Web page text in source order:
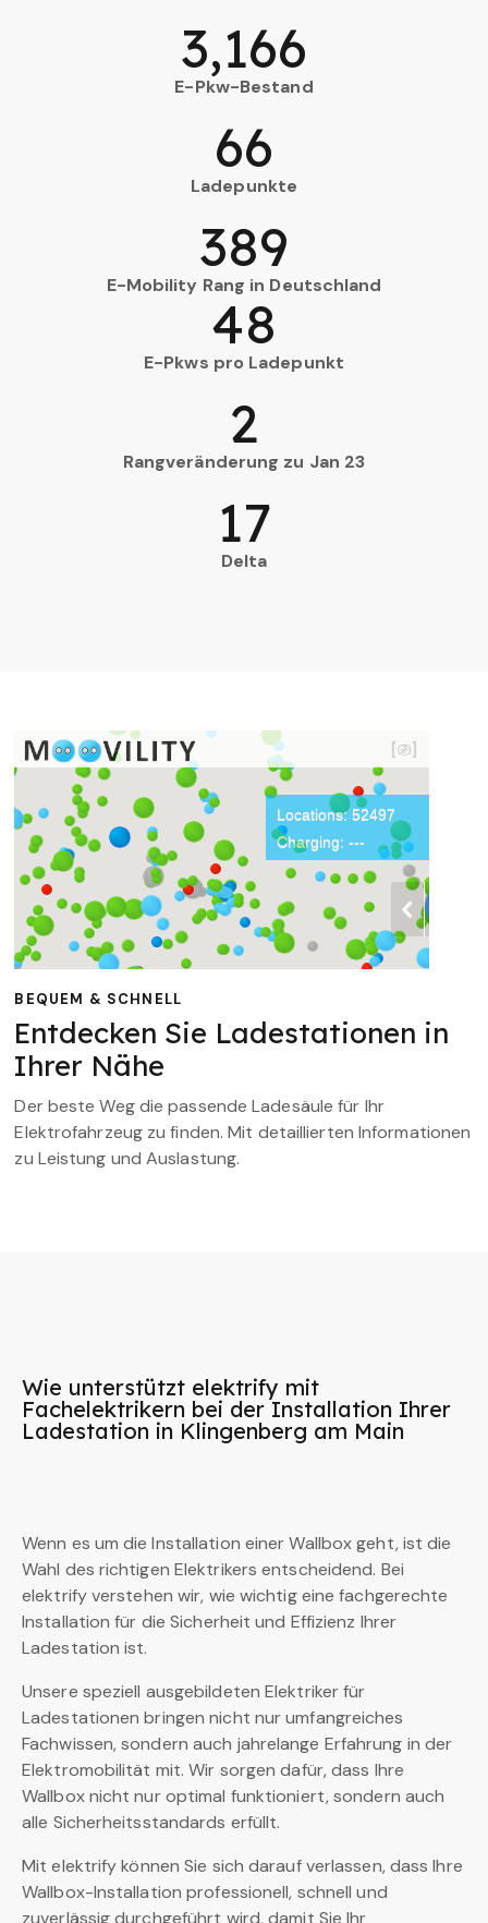
E-Pkw-Bestand
3,166
Ladepunkte
66
E-Mobility Rang in Deutschland
389
E-Pkws pro Ladepunkt
48
Rangveränderung zu Jan 23
2
Delta
17
BEQUEM & SCHNELL
Entdecken Sie Ladestationen in
Ihrer Nähe
Der beste Weg die passende Ladesäule für Ihr
Elektrofahrzeug zu finden. Mit detaillierten Informationen
zu Leistung und Auslastung.
Wie unterstützt elektrify mit
Fachelektrikern bei der Installation Ihrer
Ladestation in Klingenberg am Main
Wenn es um die Installation einer Wallbox geht, ist die
Wahl des richtigen Elektrikers entscheidend. Bei
elektrify verstehen wir, wie wichtig eine fachgerechte
Installation für die Sicherheit und Effizienz Ihrer
Ladestation ist.
Unsere speziell ausgebildeten Elektriker für
Ladestationen bringen nicht nur umfangreiches
Fachwissen, sondern auch jahrelange Erfahrung in der
Elektromobilität mit. Wir sorgen dafür, dass Ihre
Wallbox nicht nur optimal funktioniert, sondern auch
alle Sicherheitsstandards erfüllt.
Mit elektrify können Sie sich darauf verlassen, dass Ihre
Wallbox-Installation professionell, schnell und